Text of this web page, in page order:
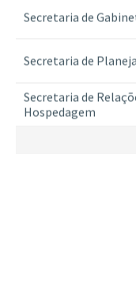
Secretaria de
Secretaria de
Secretaria de
Hospedagem